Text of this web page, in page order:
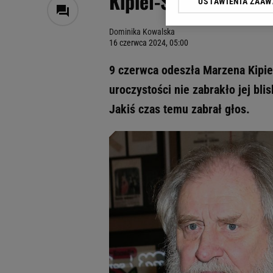
Dominika Kowalska
16 czerwca 2024, 05:00
9 czerwca odeszła Marzena
uroczystości nie zabrakło jej
Jakiś czas temu zabrał głos.
Klikając „Akceptuję”
odnośnik „Ustawienia
My, nasi Zaufani
Użycie dokładnych
Przechowywanie